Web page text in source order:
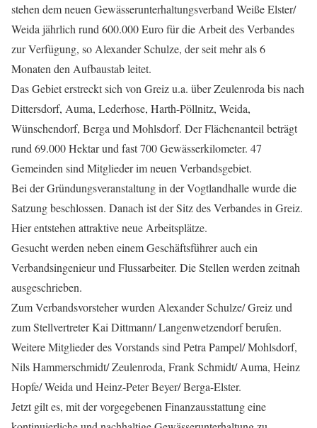
stehen dem neuen Gewässerunterhaltungsverband Weiße Elster/
Weida jährlich rund 600.000 Euro für die Arbeit des Verbandes
zur Verfügung, so Alexander Schulze, der seit mehr als 6
Monaten den Aufbaustab leitet.
Das Gebiet erstreckt sich von Greiz u.a. über Zeulenroda bis nach
Dittersdorf, Auma, Lederhose, Harth-Pöllnitz, Weida,
Wünschendorf, Berga und Mohlsdorf. Der Flächenanteil beträgt
rund 69.000 Hektar und fast 700 Gewässerkilometer. 47
Gemeinden sind Mitglieder im neuen Verbandsgebiet.
Bei der Gründungsveranstaltung in der Vogtlandhalle wurde die
Satzung beschlossen. Danach ist der Sitz des Verbandes in Greiz.
Hier entstehen attraktive neue Arbeitsplätze.
Gesucht werden neben einem Geschäftsführer auch ein
Verbandsingenieur und Flussarbeiter. Die Stellen werden zeitnah
ausgeschrieben.
Zum Verbandsvorsteher wurden Alexander Schulze/ Greiz und
zum Stellvertreter Kai Dittmann/ Langenwetzendorf berufen.
Weitere Mitglieder des Vorstands sind Petra Pampel/ Mohlsdorf,
Nils Hammerschmidt/ Zeulenroda, Frank Schmidt/ Auma, Heinz
Hopfe/ Weida und Heinz-Peter Beyer/ Berga-Elster.
Jetzt gilt es, mit der vorgegebenen Finanzausstattung eine